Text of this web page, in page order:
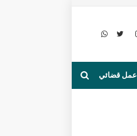
عمل قضائي